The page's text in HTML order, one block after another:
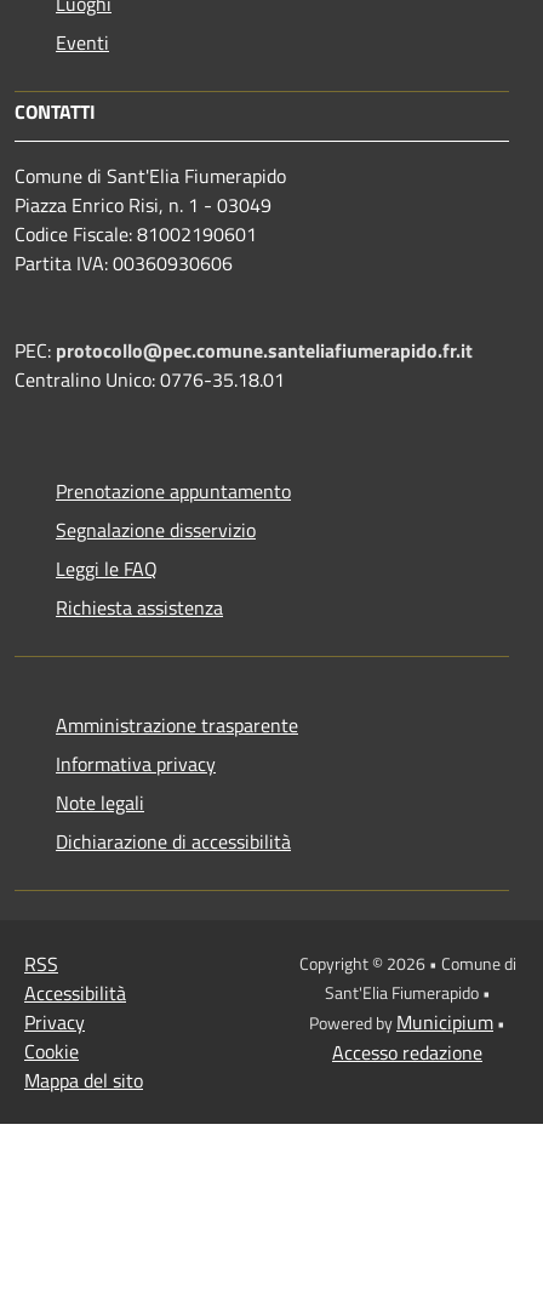
Eventi
CONTATTI
Comune di Sant'Elia Fiumerapido
Piazza Enrico Risi, n. 1 - 03049
Codice Fiscale: 81002190601
Partita IVA: 00360930606
PEC: protocollo@pec.comune.santeliafiumerapido.fr.it
Centralino Unico: 0776-35.18.01
Prenotazione appuntamento
Segnalazione disservizio
Leggi le FAQ
Richiesta assistenza
Amministrazione trasparente
Informativa privacy
Note legali
Dichiarazione di accessibilità
RSS
Accessibilità
Privacy
Cookie
Mappa del sito
Copyright © 2026 • Comune di
Sant'Elia Fiumerapido •
Powered byMunicipium•
Accesso redazione